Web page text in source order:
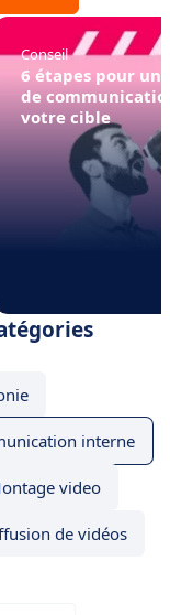
Conseil
6 étapes pour
de
votre cible
interne
video
de vidéos